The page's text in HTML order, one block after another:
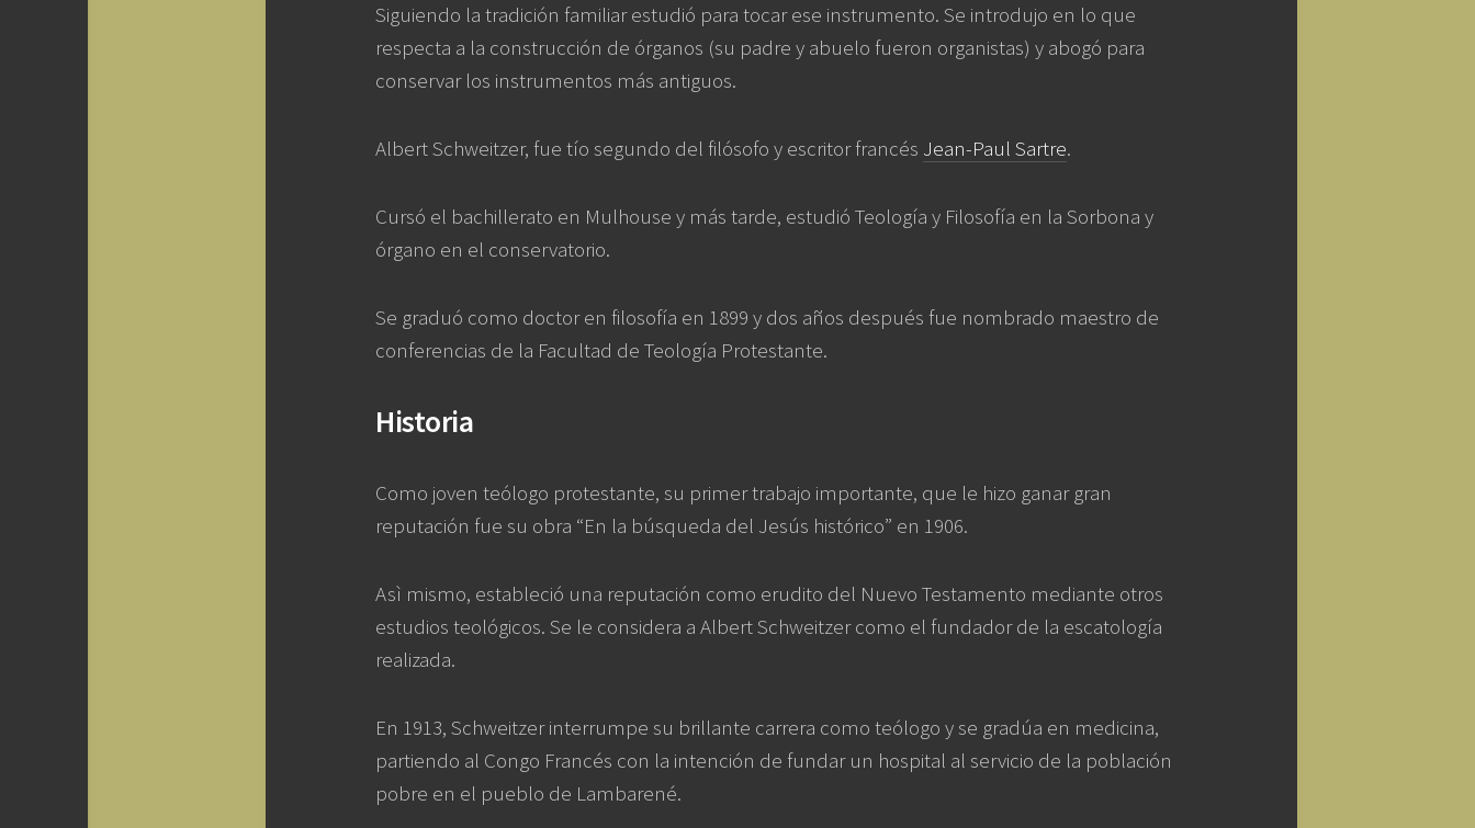
Siguiendo la tradición familiar estudió para tocar ese instrumento. Se introdujo en lo que
respecta a la construcción de órganos (su padre y abuelo fueron organistas) y abogó para
conservar los instrumentos más antiguos.
Albert Schweitzer, fue tío segundo del filósofo y escritor francés Jean-Paul Sartre.
Cursó el bachillerato en Mulhouse y más tarde, estudió Teología y Filosofía en la Sorbona y
órgano en el conservatorio.
Se graduó como doctor en filosofía en 1899 y dos años después fue nombrado maestro de
conferencias de la Facultad de Teología Protestante.
Historia
Como joven teólogo protestante, su primer trabajo importante, que le hizo ganar gran
reputación fue su obra “En la búsqueda del Jesús histórico” en 1906.
Asì mismo, estableció una reputación como erudito del Nuevo Testamento mediante otros
estudios teológicos. Se le considera a Albert Schweitzer como el fundador de la escatología
realizada.
En 1913, Schweitzer interrumpe su brillante carrera como teólogo y se gradúa en medicina,
partiendo al Congo Francés con la intención de fundar un hospital al servicio de la población
pobre en el pueblo de Lambarené.